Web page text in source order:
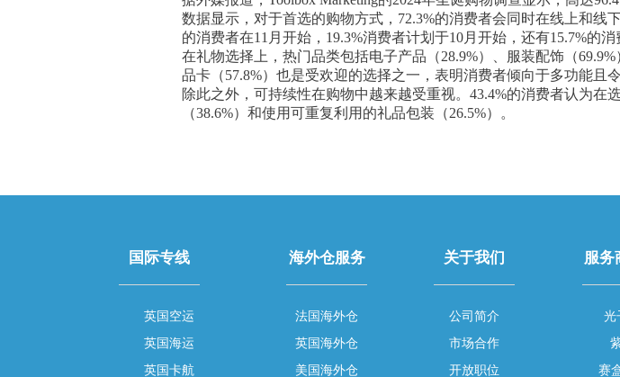
数据显示，对于首选的购物方式，72.3%的消费者会同时在线上和线
的消费者在11月开始，19.3%消费者计划于10月开始，还有15.7%的消
在礼物选择上，热门品类包括电子产品（28.9%）、服装配饰（
品卡（57.8%）也是受欢迎的选择之一，表明消费者倾向于多功能且
除此之外，可持续性在购物中越来越受重视。43.4%的消费者认为
（38.6%）和使用可重复利用的礼品包装（26.5%）。
国际专线
英国空运
英国海运
英国卡航
海外仓服务
法国海外仓
英国海外仓
美国海外仓
关于我们
公司简介
市场合作
开放职位
服务
光
赛